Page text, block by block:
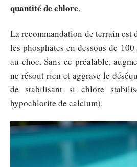
quantité de chlore.
La recommandation de terrain est
les phosphates en dessous de
au choc. Sans ce préalable,
ne résout rien et aggrave le
de stabilisant si chlore
hypochlorite de calcium).